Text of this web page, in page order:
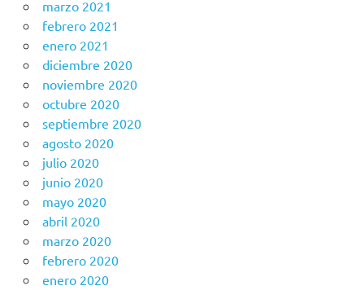
marzo 2021
febrero 2021
enero 2021
diciembre 2020
noviembre 2020
octubre 2020
septiembre 2020
agosto 2020
julio 2020
junio 2020
mayo 2020
abril 2020
marzo 2020
febrero 2020
enero 2020